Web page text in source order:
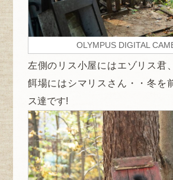
OLYMPUS DIGITAL
左側のリス小屋にはエゾリス君
餌場にはシマリスさん・・冬を
ス達です!